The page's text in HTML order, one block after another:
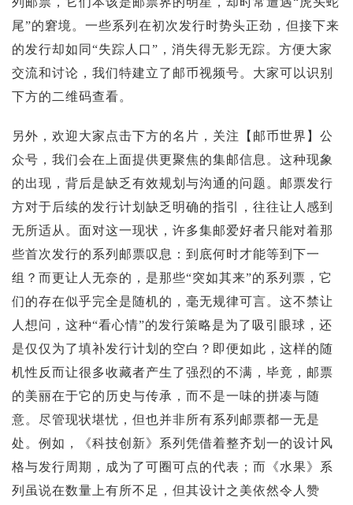
尾”的窘境。一些系列在初次发行时势头正劲，但接下来
的发行却如同“失踪人口”，消失得无影无踪。方便大家
交流和讨论，我们特建立了邮币视频号。大家可以识别
下方的二维码查看。
另外，欢迎大家点击下方的名片，关注【邮币世界】公
众号，我们会在上面提供更聚焦的集邮信息。这种现象
的出现，背后是缺乏有效规划与沟通的问题。邮票发行
方对于后续的发行计划缺乏明确的指引，往往让人感到
无所适从。面对这一现状，许多集邮爱好者只能对着那
些首次发行的系列邮票叹息：到底何时才能等到下一
组？而更让人无奈的，是那些“突如其来”的系列票，它
们的存在似乎完全是随机的，毫无规律可言。这不禁让
人想问，这种“看心情”的发行策略是为了吸引眼球，还
是仅仅为了填补发行计划的空白？即便如此，这样的随
机性反而让很多收藏者产生了强烈的不满，毕竟，邮票
的美丽在于它的历史与传承，而不是一味的拼凑与随
意。尽管现状堪忧，但也并非所有系列邮票都一无是
处。例如，《科技创新》系列凭借着整齐划一的设计风
格与发行周期，成为了可圈可点的代表；而《水果》系
列虽说在数量上有所不足，但其设计之美依然令人赞